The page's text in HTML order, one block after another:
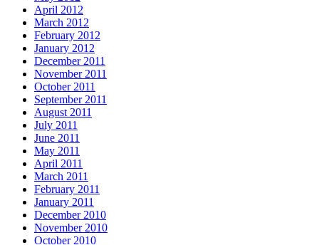
April 2012
March 2012
February 2012
January 2012
December 2011
November 2011
October 2011
September 2011
August 2011
July 2011
June 2011
May 2011
April 2011
March 2011
February 2011
January 2011
December 2010
November 2010
October 2010